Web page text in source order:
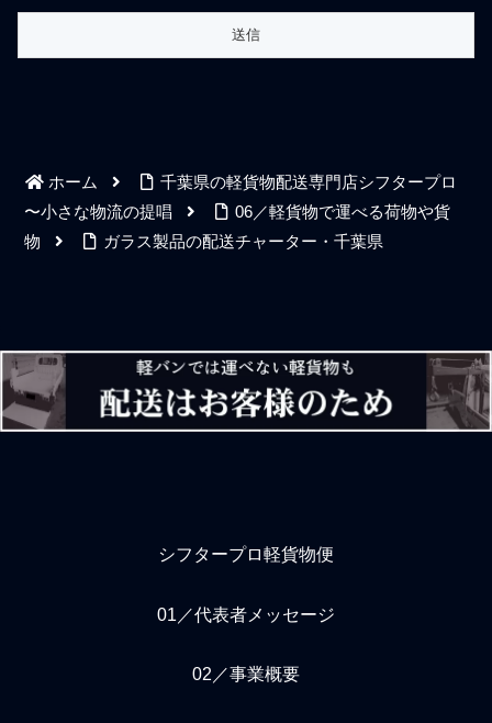
ホーム
千葉県の軽貨物配送専門店シフタープロ
〜小さな物流の提唱
06／軽貨物で運べる荷物や貨
物
ガラス製品の配送チャーター・千葉県
シフタープロ軽貨物便
01／代表者メッセージ
02／事業概要